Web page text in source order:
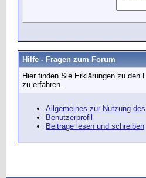
Hilfe - Fragen zum Forum
Hier finden Sie Erklärungen zu
zu erfahren.
Allgemeines zur Nutzung
Benutzerprofil
Beiträge lesen und schreiben